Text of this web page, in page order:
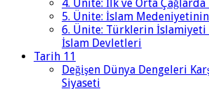
4. Ünite: İlk ve Orta Çağlarda
5. Ünite: İslam
6. Ünite: Türklerin
İslam Devletleri
Tarih 11
Değişen Dünya Dengeleri
Siyaseti